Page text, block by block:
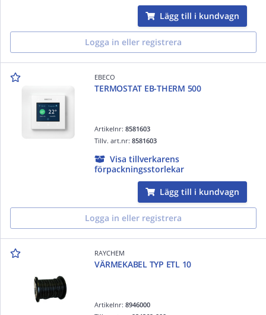
Lägg till i kundvagn
Logga in eller registrera
EBECO
TERMOSTAT EB-THERM 500
Artikelnr:8581603
Tillv. art.nr:8581603
Visa tillverkarens
förpackningsstorlekar
Lägg till i kundvagn
Logga in eller registrera
RAYCHEM
VÄRMEKABEL TYP ETL 10
Artikelnr:8946000